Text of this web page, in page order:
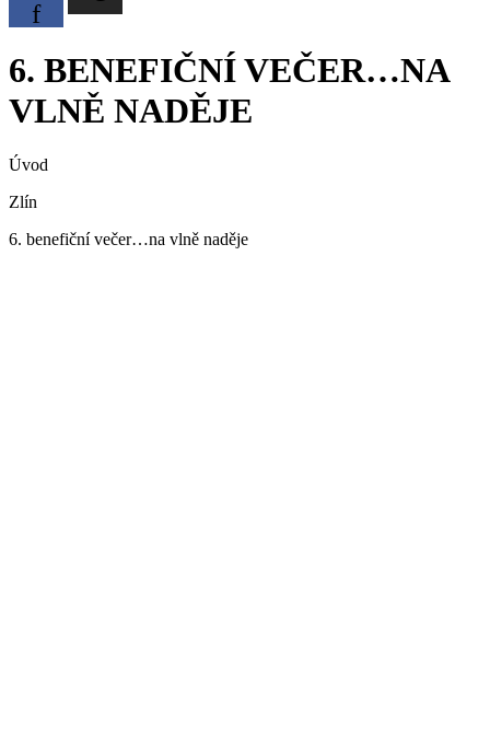
f
6. BENEFIČNÍ VEČER…NA
VLNĚ NADĚJE
Úvod
Zlín
6. benefiční večer…na vlně naděje